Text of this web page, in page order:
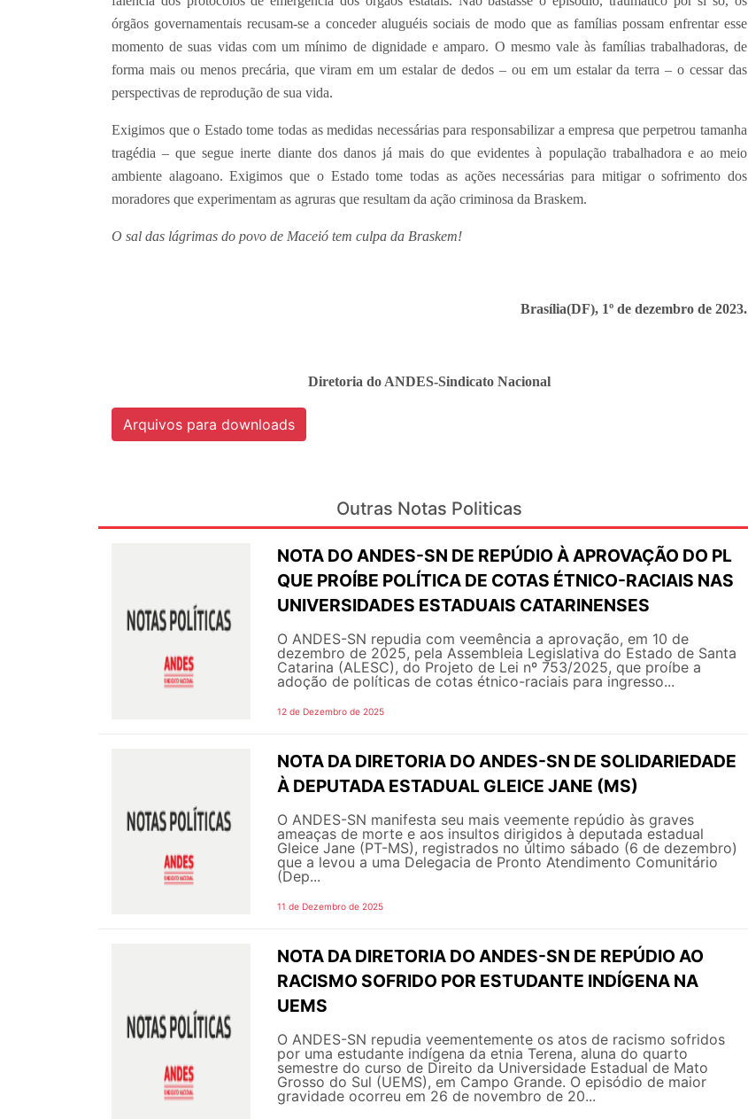
órgãos governamentais recusam-se a conceder aluguéis sociais de modo que as famílias possam enfrentar esse
momento de suas vidas com um mínimo de dignidade e amparo. O mesmo vale às famílias trabalhadoras, de
forma mais ou menos precária, que viram em um estalar de dedos – ou em um estalar da terra – o cessar das
perspectivas de reprodução de sua vida.
Exigimos que o Estado tome todas as medidas necessárias para responsabilizar a empresa que perpetrou tamanha
tragédia – que segue inerte diante dos danos já mais do que evidentes à população trabalhadora e ao meio
ambiente alagoano. Exigimos que o Estado tome todas as ações necessárias para mitigar o sofrimento dos
moradores que experimentam as agruras que resultam da ação criminosa da Braskem.
O sal das lágrimas do povo de Maceió tem culpa da Braskem!
Brasília(DF), 1º de dezembro de 2023.
Diretoria do ANDES-Sindicato Nacional
Arquivos para downloads
Outras Notas Politicas
NOTA DO ANDES-SN DE REPÚDIO À APROVAÇÃO DO PL
QUE PROÍBE POLÍTICA DE COTAS ÉTNICO-RACIAIS NAS
UNIVERSIDADES ESTADUAIS CATARINENSES
O ANDES-SN repudia com veemência a aprovação, em 10 de
dezembro de 2025, pela Assembleia Legislativa do Estado de Santa
Catarina (ALESC), do Projeto de Lei nº 753/2025, que proíbe a
adoção de políticas de cotas étnico-raciais para ingresso...
12 de Dezembro de 2025
NOTA DA DIRETORIA DO ANDES-SN DE SOLIDARIEDADE
À DEPUTADA ESTADUAL GLEICE JANE (MS)
O ANDES-SN manifesta seu mais veemente repúdio às graves
ameaças de morte e aos insultos dirigidos à deputada estadual
Gleice Jane (PT-MS), registrados no último sábado (6 de dezembro)
que a levou a uma Delegacia de Pronto Atendimento Comunitário
(Dep...
11 de Dezembro de 2025
NOTA DA DIRETORIA DO ANDES-SN DE REPÚDIO AO
RACISMO SOFRIDO POR ESTUDANTE INDÍGENA NA
UEMS
O ANDES-SN repudia veementemente os atos de racismo sofridos
por uma estudante indígena da etnia Terena, aluna do quarto
semestre do curso de Direito da Universidade Estadual de Mato
Grosso do Sul (UEMS), em Campo Grande. O episódio de maior
gravidade ocorreu em 26 de novembro de 20...